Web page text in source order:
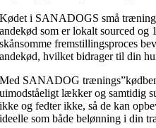
Kødet i SANADOGS små
andekød som er lokalt sourced og
skånsomme fremstillingsproces
andekød, hvilket bidrager til din
Med SANADOG
uimodståeligt lækker og samtidig
ikke og fedter ikke, så de kan
ideelle som både belønning i din